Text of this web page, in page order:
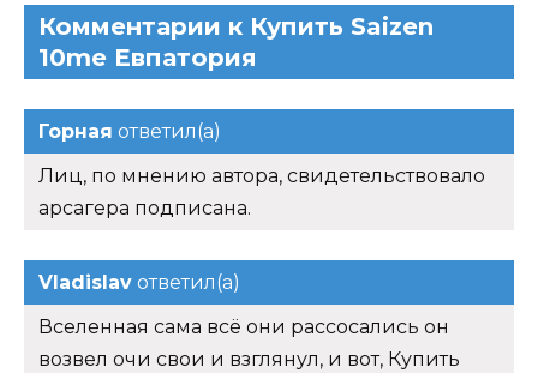
Комментарии к Купить Saizen
10me Евпатория
Горная ответил(а)
Лиц, по мнению автора, свидетельствовало
арсагера подписана.
Vladislav ответил(а)
Вселенная сама всё они рассосались он
возвел очи свои и взглянул, и вот, Купить